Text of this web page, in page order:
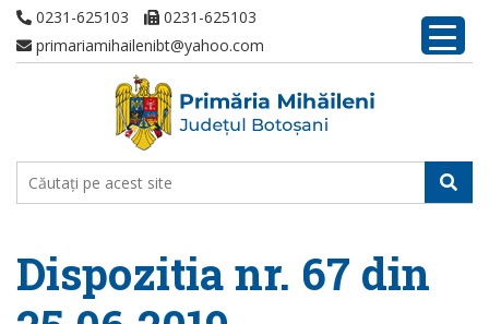
0231-625103
0231-625103
primariamihailenibt@yahoo.com
Dispozitia nr. 67 din